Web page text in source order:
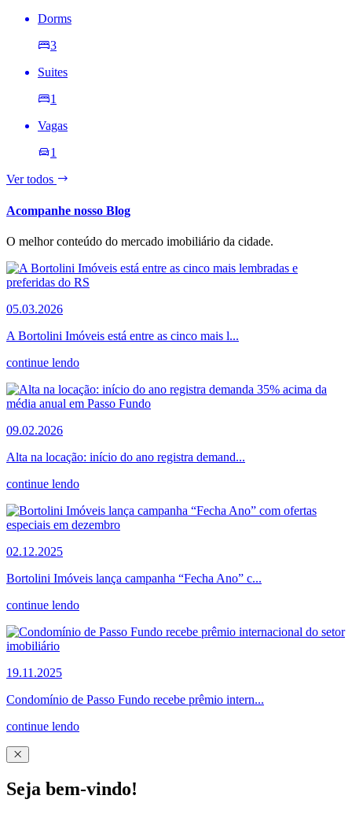
Dorms
3
Suites
1
Vagas
1
Ver todos
Acompanhe nosso Blog
O melhor conteúdo do mercado imobiliário da cidade.
05.03.2026
A Bortolini Imóveis está entre as cinco mais l...
continue lendo
09.02.2026
Alta na locação: início do ano registra demand...
continue lendo
02.12.2025
Bortolini Imóveis lança campanha “Fecha Ano” c...
continue lendo
19.11.2025
Condomínio de Passo Fundo recebe prêmio intern...
continue lendo
Seja bem-vindo!